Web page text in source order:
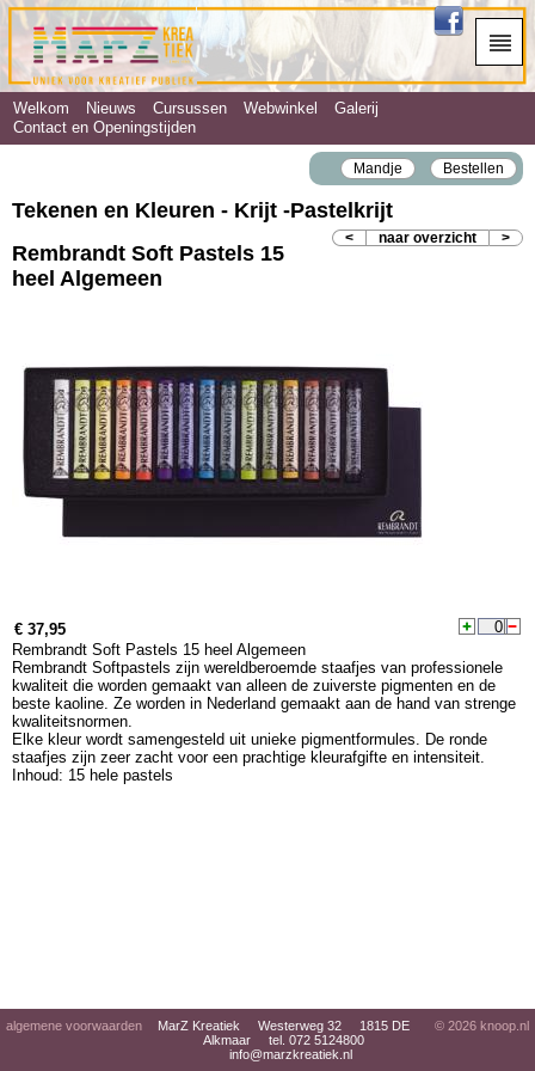
Welkom Nieuws Cursussen Webwinkel
Galerij
Contact en Openingstijden
Mandje Bestellen
Tekenen en Kleuren - Krijt ‐Pastelkrijt
< naar overzicht >
Rembrandt Soft Pastels 15
heel Algemeen
€ 37,95
Rembrandt Soft Pastels 15 heel Algemeen
Rembrandt Softpastels zijn wereldberoemde staafjes van professionele
kwaliteit die worden gemaakt van alleen de zuiverste pigmenten en de
beste kaoline. Ze worden in Nederland gemaakt aan de hand van strenge
kwaliteitsnormen.
Elke kleur wordt samengesteld uit unieke pigmentformules. De ronde
staafjes zijn zeer zacht voor een prachtige kleurafgifte en intensiteit.
Inhoud: 15 hele pastels
algemene voorwaarden
MarZ Kreatiek Westerweg 32 1815 DE
Alkmaar tel. 072 5124800
info@marzkreatiek.nl
© 2026 knoop.nl